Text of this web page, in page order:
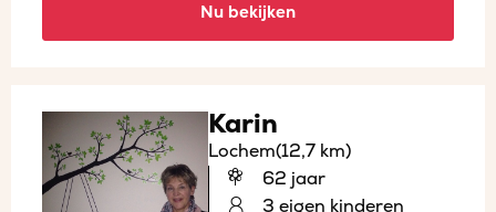
Nu bekijken
Karin
Lochem(12,7 km)
62 jaar
3 eigen kinderen